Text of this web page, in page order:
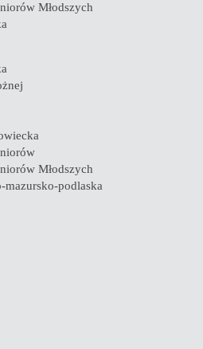
Młodszych
Młodszych
podlaska